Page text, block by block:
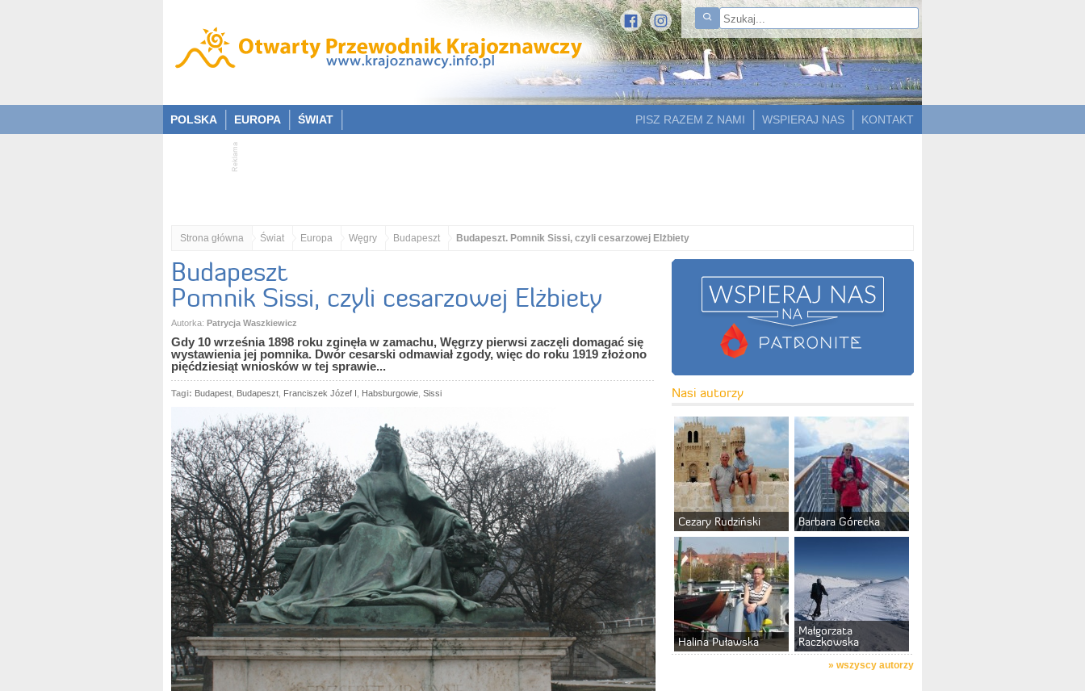
POLSKA EUROPA ŚWIAT KONTAKT
WSPIERAJ NAS
PISZ RAZEM Z NAMI
Strona główna Świat Europa Węgry Budapeszt Budapeszt. Pomnik Sissi, czyli cesarzowej Elżbiety
Budapeszt
Pomnik Sissi, czyli cesarzowej Elżbiety
Autorka: Patrycja Waszkiewicz
Gdy 10 września 1898 roku zginęła w zamachu, Węgrzy pierwsi zaczęli domagać się
wystawienia jej pomnika. Dwór cesarski odmawiał zgody, więc do roku 1919 złożono
pięćdziesiąt wniosków w tej sprawie...
Tagi: Budapest Budapeszt Franciszek Józef I Habsburgowie Sissi Nasi autorzy
Cezary Rudziński Barbara Górecka
Halina Puławska
Małgorzata
Raczkowska
» wszyscy autorzy